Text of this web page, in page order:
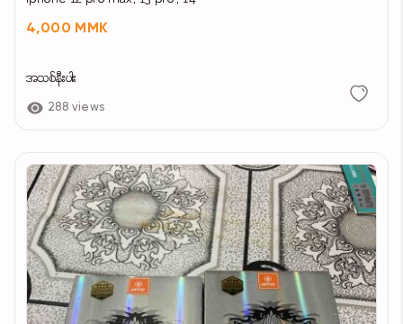
4,000 MMK
အသစ်နီးပါး
288 views